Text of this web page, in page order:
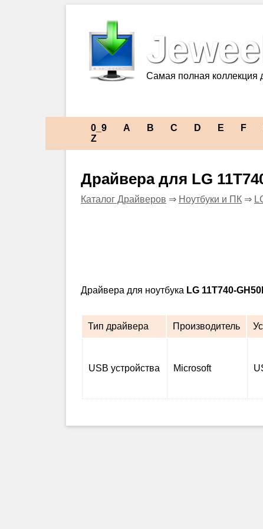
Самая полная коллекция
0_9 A B C D E F
Z
Драйвера для LG
Каталог Драйверов ⇒ Ноутбуки и ПК ⇒
Драйвера для ноутбука LG 11T740-
Тип драйвера Производитель
USB устройства Microsoft